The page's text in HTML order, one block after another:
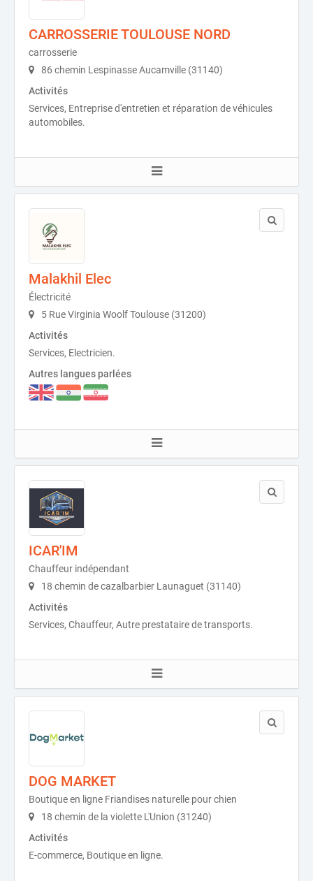
CARROSSERIE TOULOUSE NORD
carrosserie
86 chemin Lespinasse Aucamville (31140)
Activités
Services, Entreprise d'entretien et réparation de véhicules
automobiles.
Malakhil Elec
Électricité
5 Rue Virginia Woolf Toulouse (31200)
Activités
Services, Electricien.
Autres langues parlées
ICAR'IM
Chauffeur indépendant
18 chemin de cazalbarbier Launaguet (31140)
Activités
Services, Chauffeur, Autre prestataire de transports.
DOG MARKET
Boutique en ligne Friandises naturelle pour chien
18 chemin de la violette L'Union (31240)
Activités
E-commerce, Boutique en ligne.